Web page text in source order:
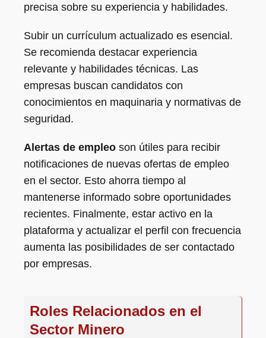
precisa sobre su experiencia y habilidades.
Subir un currículum actualizado es esencial.
Se recomienda destacar experiencia
relevante y habilidades técnicas. Las
empresas buscan candidatos con
conocimientos en maquinaria y normativas de
seguridad.
Alertas de empleo son útiles para recibir
notificaciones de nuevas ofertas de empleo
en el sector. Esto ahorra tiempo al
mantenerse informado sobre oportunidades
recientes. Finalmente, estar activo en la
plataforma y actualizar el perfil con frecuencia
aumenta las posibilidades de ser contactado
por empresas.
Roles Relacionados en el
Sector Minero